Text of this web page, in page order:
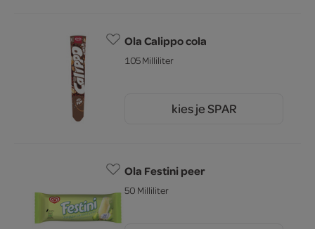
Ola Calippo cola
105 Milliliter
kies je SPAR
Ola Festini peer
50 Milliliter